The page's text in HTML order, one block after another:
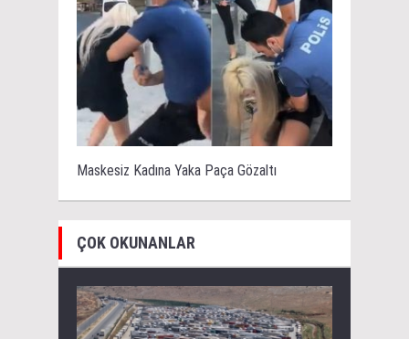
Maskesiz Kadına Yaka Paça Gözaltı
ÇOK OKUNANLAR